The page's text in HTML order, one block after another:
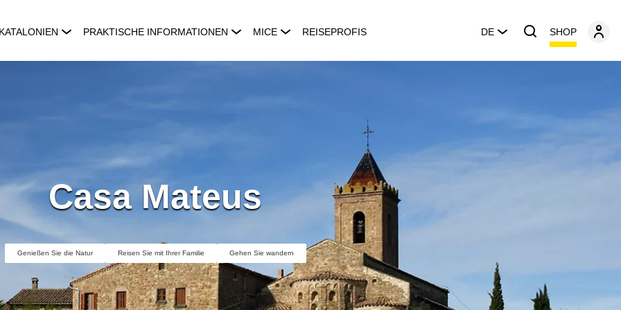
PRAKTISCHE INFORMATIONEN MICE REISEPROFIS DE SHOP
Casa Mateus
Genießen Sie die Natur Reisen Sie mit Ihrer Familie Gehen Sie wandern